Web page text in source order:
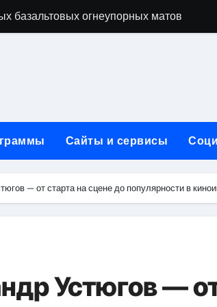
базальтовых огнеупорных матов
+ GEO/AEO — Новая формула
горячие и мобильные варианты,
без верификации и участия банков с
принципы SEO, рекламные каналы
Сайты и сервисы
— от старта на сцене до популярности в
Устюгов —